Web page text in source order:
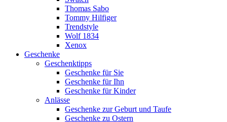
Thomas Sabo
Tommy Hilfiger
Trendstyle
Wolf 1834
Xenox
Geschenke
Geschenktipps
Geschenke für Sie
Geschenke für Ihn
Geschenke für Kinder
Anlässe
Geschenke zur Geburt und Taufe
Geschenke zu Ostern